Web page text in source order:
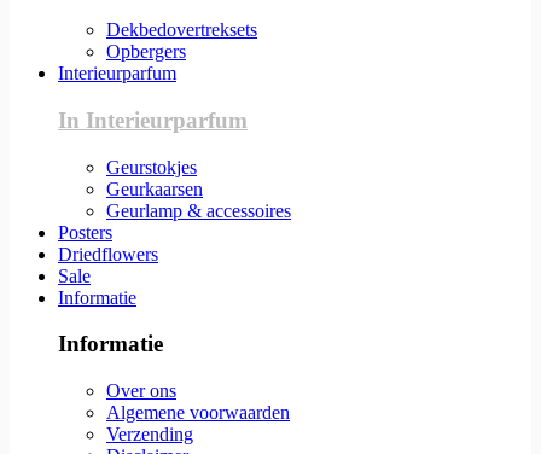
Dekbedovertreksets
Opbergers
Interieurparfum
In Interieurparfum
Geurstokjes
Geurkaarsen
Geurlamp & accessoires
Posters
Driedflowers
Sale
Informatie
Informatie
Over ons
Algemene voorwaarden
Verzending